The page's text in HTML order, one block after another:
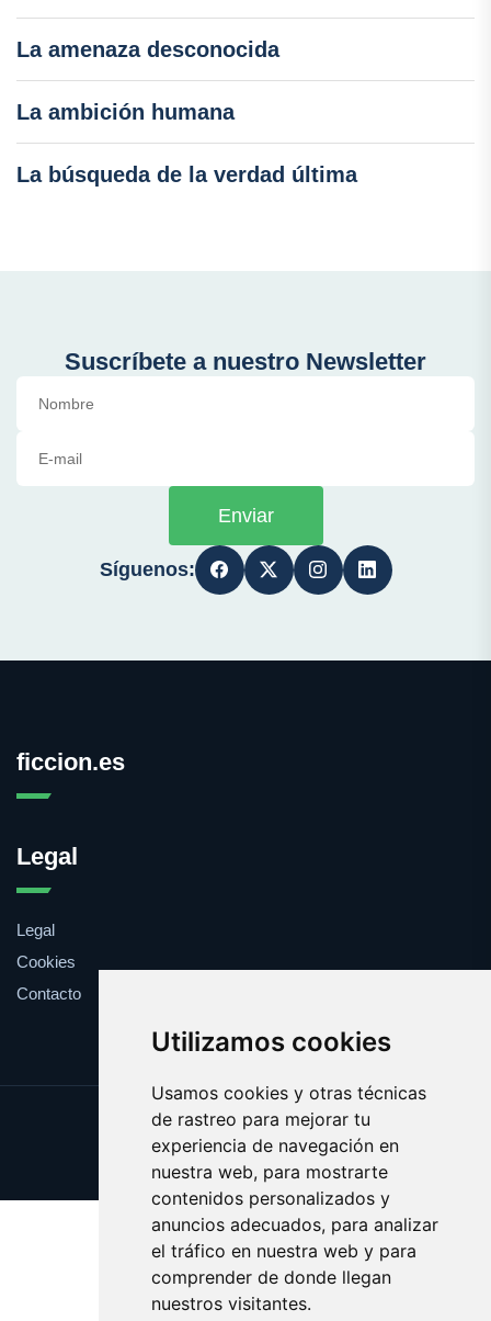
Utilizamos cookies
Usamos cookies y otras técnicas
de rastreo para mejorar tu
experiencia de navegación en
nuestra web, para mostrarte
contenidos personalizados y
anuncios adecuados, para analizar
el tráfico en nuestra web y para
comprender de donde llegan
nuestros visitantes.
La amenaza desconocida
La ambición humana
La búsqueda de la verdad última
Suscríbete a nuestro Newsletter
Enviar
Síguenos:
ficcion.es
Legal
Legal
Cookies
Contacto
Update cookies preferences
Copyright © 2025 ficcion.es